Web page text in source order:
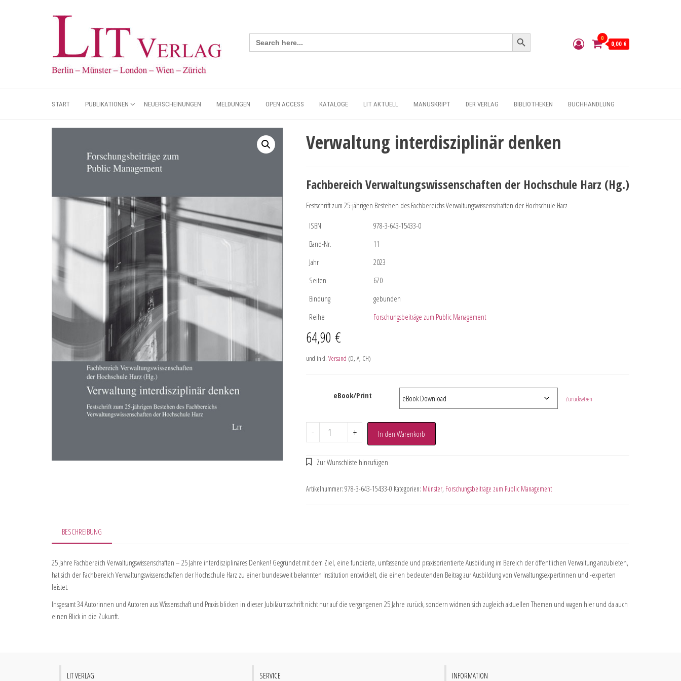
Search
for:
Search Button
0
0,00 €
START PUBLIKATIONEN NEUERSCHEINUNGEN MELDUNGEN OPEN ACCESS KATALOGE LIT AKTUELL MANUSKRIPT DER VERLAG BIBLIOTHEKEN BUCHHANDLUNG
Verwaltung interdisziplinär denken
Fachbereich Verwaltungswissenschaften der Hochschule Harz (Hg.)
Festschrift zum 25-jährigen Bestehen des Fachbereichs Verwaltungswissenschaften der Hochschule Harz
ISBN
978-3-643-15433-0
Band-Nr.
11
Jahr
2023
Seiten
670
Bindung
gebunden
Reihe
Forschungsbeiträge zum Public Management
64,90 €
und inkl. Versand (D, A, CH)
eBook/Print Zurücksetzen
- + In den Warenkorb
Artikelnummer: 978-3-643-15433-0 Kategorien: Münster, Forschungsbeiträge zum Public Management
BESCHREIBUNG
25 Jahre Fachbereich Verwaltungswissenschaften – 25 Jahre interdisziplinäres Denken! Gegründet mit dem Ziel, eine fundierte, umfassende und praxisorientierte Ausbildung im Bereich der öffentlichen Verwaltung anzubieten,
hat sich der Fachbereich Verwaltungswissenschaften der Hochschule Harz zu einer bundesweit bekannten Institution entwickelt, die einen bedeutenden Beitrag zur Ausbildung von Verwaltungsexpertinnen und -experten
leistet.
Insgesamt 34 Autorinnen und Autoren aus Wissenschaft und Praxis blicken in dieser Jubiläumsschrift nicht nur auf die vergangenen 25 Jahre zurück, sondern widmen sich zugleich aktuellen Themen und wagen hier und da auch
einen Blick in die Zukunft.
LIT VERLAG SERVICE INFORMATION